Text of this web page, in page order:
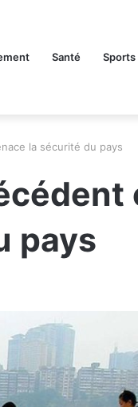
Santé Sports
la sécurité du pays
pays